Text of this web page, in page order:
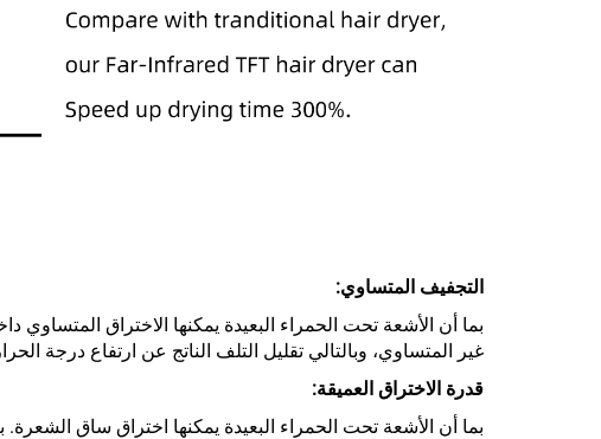
التجفيف المتساوي:
بما أن الأشعة تحت الحمراء البعيدة يمكنها الاختراق
غير المتساوي، وبالتالي تقليل التلف الناتج عن ارتفاع درجة
قدرة الاختراق العميقة:
بما أن الأشعة تحت الحمراء البعيدة يمكنها اختراق ساق الشعرة.